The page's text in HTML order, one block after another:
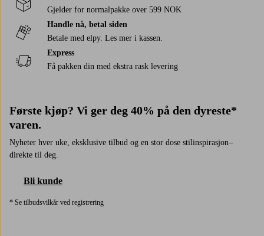
Gjelder for normalpakke over 599 NOK
Handle nå, betal siden
Betale med elpy. Les mer i kassen.
Express
Få pakken din med ekstra rask levering
Første kjøp? Vi ger deg 40% på den dyreste*
varen.
Nyheter hver uke, eksklusive tilbud og en stor dose stilinspirasjon–
direkte til deg.
Bli kunde
* Se tilbudsvilkår ved registrering